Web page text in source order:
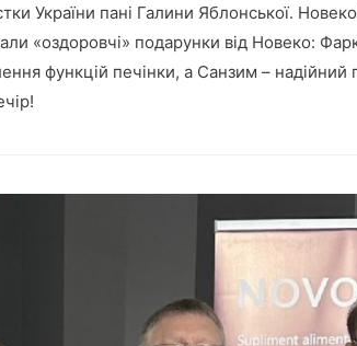
України пані Галини Яблонської.
«оздоровчі» подарунки від Новеко:
функцій печінки, а Санзим – надійний